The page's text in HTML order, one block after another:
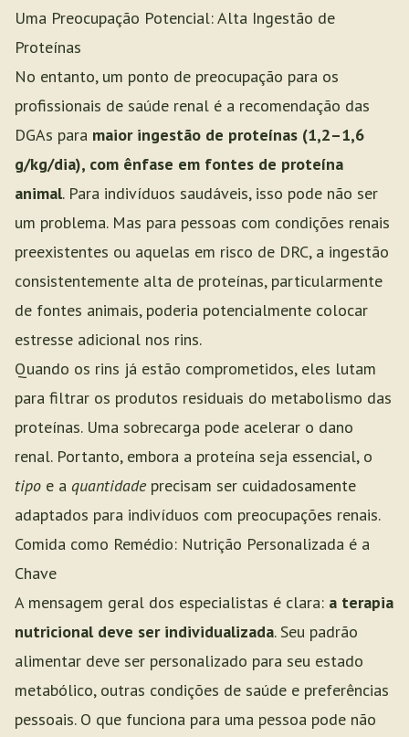
Uma Preocupação Potencial: Alta Ingestão de
Proteínas
No entanto, um ponto de preocupação para os
profissionais de saúde renal é a recomendação das
DGAs para maior ingestão de proteínas (1,2–1,6
g/kg/dia), com ênfase em fontes de proteína
animal. Para indivíduos saudáveis, isso pode não ser
um problema. Mas para pessoas com condições renais
preexistentes ou aquelas em risco de DRC, a ingestão
consistentemente alta de proteínas, particularmente
de fontes animais, poderia potencialmente colocar
estresse adicional nos rins.
Quando os rins já estão comprometidos, eles lutam
para filtrar os produtos residuais do metabolismo das
proteínas. Uma sobrecarga pode acelerar o dano
renal. Portanto, embora a proteína seja essencial, o
tipo e a quantidade precisam ser cuidadosamente
adaptados para indivíduos com preocupações renais.
Comida como Remédio: Nutrição Personalizada é a
Chave
A mensagem geral dos especialistas é clara: a terapia
nutricional deve ser individualizada. Seu padrão
alimentar deve ser personalizado para seu estado
metabólico, outras condições de saúde e preferências
pessoais. O que funciona para uma pessoa pode não